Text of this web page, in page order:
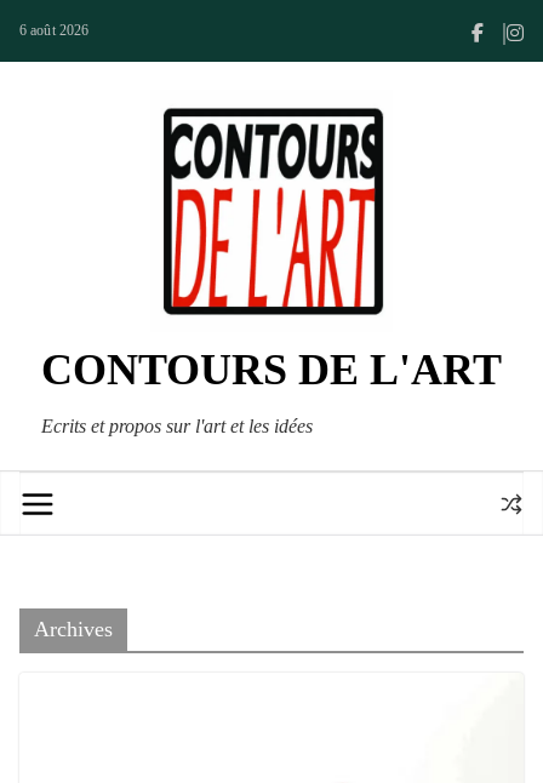
6 août 2026
CONTOURS DE L'ART
Ecrits et propos sur l'art et les idées
Archives